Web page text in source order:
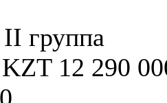
II группа
KZT 12 290